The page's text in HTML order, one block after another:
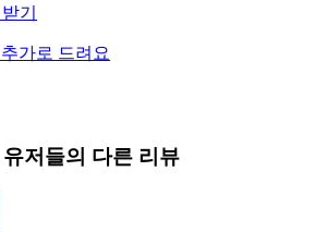
받기
가로 드려요
저들의 다른 리뷰